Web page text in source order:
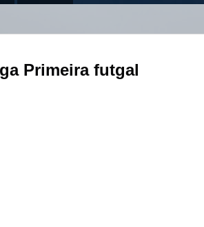
Primeira futgal